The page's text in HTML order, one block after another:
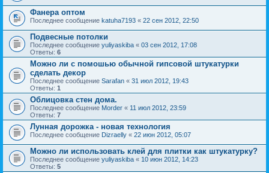
Фанера оптом
Последнее сообщение katuha7193 « 22 сен 2012, 22:50
Подвесные потолки
Последнее сообщение yuliyaskiba « 03 сен 2012, 17:08
Ответы: 6
Можно ли с помошью обычной гипсовой штукатурки
сделать декор
Последнее сообщение Sarafan « 31 июл 2012, 19:43
Ответы: 1
Облицовка стен дома.
Последнее сообщение Morder « 11 июл 2012, 23:59
Ответы: 7
Лунная дорожка - новая технология
Последнее сообщение Dizraelly « 22 июн 2012, 05:07
Можно ли использовать клей для плитки как штукатурку?
Последнее сообщение yuliyaskiba « 10 июн 2012, 14:23
Ответы: 5